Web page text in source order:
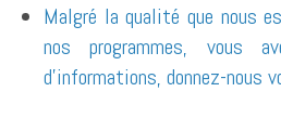
Malgré la qualité que nous
nos programmes, vous
d'informations, donnez-nous